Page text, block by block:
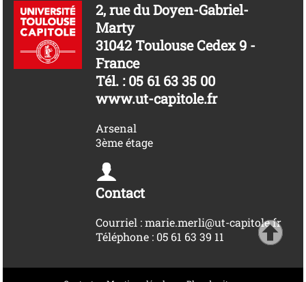
2, rue du Doyen-Gabriel-
Marty
31042 Toulouse Cedex 9 -
France
Tél. : 05 61 63 35 00
www.ut-capitole.fr
Arsenal
3ème étage
Contact
Courriel : marie.merli@ut-capitole.fr
Téléphone : 05 61 63 39 11